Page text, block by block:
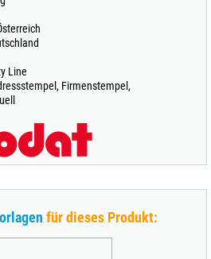
Line
Firmenstempel,
für dieses Produkt: